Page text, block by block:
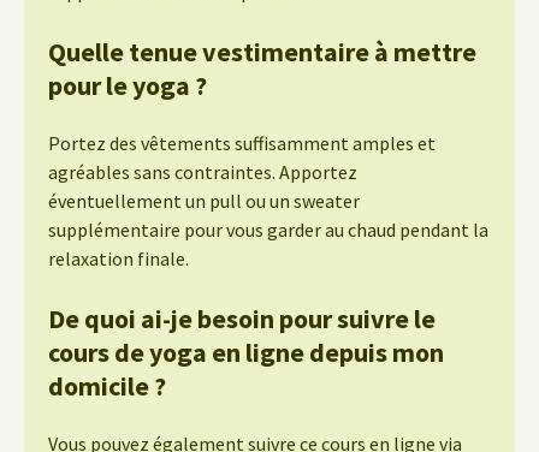
Quelle tenue vestimentaire à mettre
pour le yoga ?
Portez des vêtements suffisamment amples et
agréables sans contraintes. Apportez
éventuellement un pull ou un sweater
supplémentaire pour vous garder au chaud pendant la
relaxation finale.
De quoi ai-je besoin pour suivre le
cours de yoga en ligne depuis mon
domicile ?
Vous pouvez également suivre ce cours en ligne via